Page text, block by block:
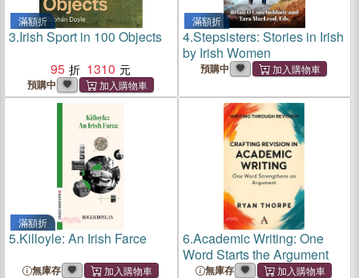
滿額折
3.Irish Sport in 100 Objects
95
1310
預購中
滿額折
4.Stepsisters: Stories in Irish
by Irish Women
預購中
滿額折
5.Killoyle: An Irish Farce
無庫存
6.Academic Writing: One
Word Starts the Argument
無庫存